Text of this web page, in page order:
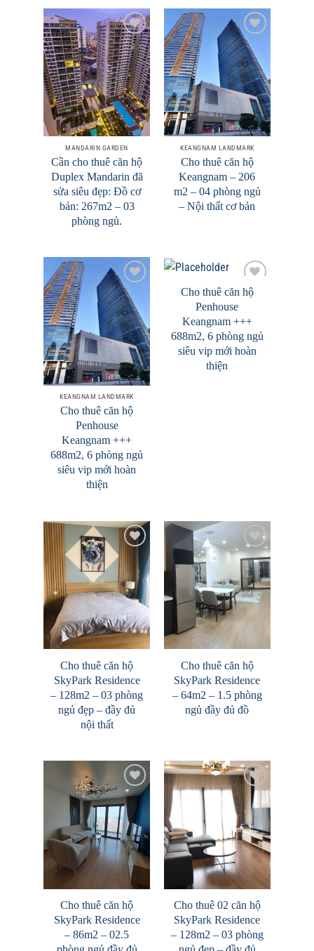
Add to
Wishlist
MANDARIN GARDEN
Cần cho thuê căn hộ
Duplex Mandarin đã
sửa siêu đẹp: Đồ cơ
bản: 267m2 – 03
phòng ngủ.
Add to
Wishlist
KEANGNAM LANDMARK
Cho thuê căn hộ
Keangnam – 206
m2 – 04 phòng ngủ
– Nội thất cơ bản
Add to
Wishlist
KEANGNAM LANDMARK
Cho thuê căn hộ
Penhouse
Keangnam +++
688m2, 6 phòng ngủ
siêu vip mới hoàn
thiện
Add to
Wishlist
Cho thuê căn hộ
Penhouse
Keangnam +++
688m2, 6 phòng ngủ
siêu vip mới hoàn
thiện
Add to
Wishlist
Cho thuê căn hộ
SkyPark Residence
– 128m2 – 03 phòng
ngủ đẹp – đầy đủ
nội thất
Add to
Wishlist
Cho thuê căn hộ
SkyPark Residence
– 64m2 – 1.5 phòng
ngủ đầy đủ đồ
Add to
Wishlist
Cho thuê căn hộ
SkyPark Residence
– 86m2 – 02.5
Add to
Wishlist
Cho thuê 02 căn hộ
SkyPark Residence
– 128m2 – 03 phòng